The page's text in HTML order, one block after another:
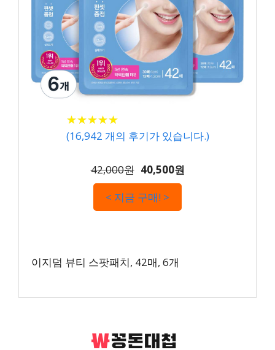
★★★★★
★★★★★
(16,942 개의 후기가 있습니다.)
42,000원 40,500원
< 지금 구매! >
이지덤 뷰티 스팟패치, 42매, 6개